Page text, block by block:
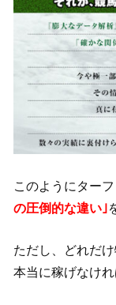
このようにター
の圧倒的な違い｣
ただし、どれだ
本当に稼げなけれ